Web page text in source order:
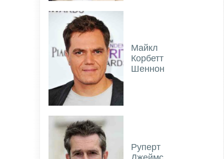
Майкл
Корбетт
Шеннон
Руперт